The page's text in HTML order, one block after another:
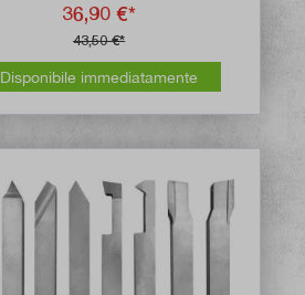
36,90 €*
43,50 €*
Disponibile immediatamente